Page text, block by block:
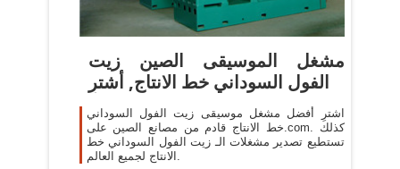
مشغل الموسيقى الصين زيت
الفول السوداني خط الانتاج, أشترِ
اشترِ أفضل مشغل موسيقى زيت الفول السوداني
خط الانتاج قادم من مصانع الصين على.com. كذلك
تستطيع تصدير مشغلات الـ زيت الفول السوداني خط
الانتاج لجميع العالم.